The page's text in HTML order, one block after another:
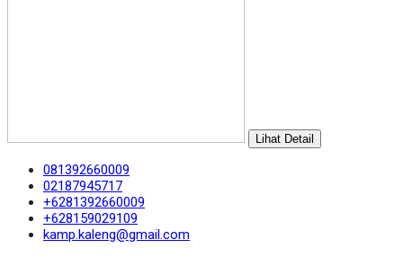
Lihat Detail
081392660009
02187945717
+6281392660009
+628159029109
kamp.kaleng@gmail.com